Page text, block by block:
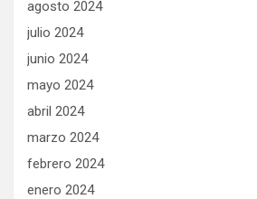
agosto 2024
julio 2024
junio 2024
mayo 2024
abril 2024
marzo 2024
febrero 2024
enero 2024